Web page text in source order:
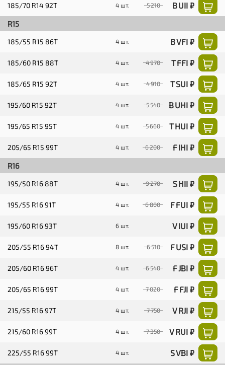
185/70 R14 92T 4 шт. 5 210 B UII ₽
R15
185/55 R15 86T 4 шт. B VFI ₽
185/60 R15 88T 4 шт. 4 970 T FFI ₽
185/65 R15 92T 4 шт. 4 910 T SUI ₽
195/60 R15 92T 4 шт. 5 540 B UHI ₽
195/65 R15 95T 4 шт. 5 660 T HUI ₽
205/65 R15 99T 4 шт. 6 200 F IHI ₽
R16
195/50 R16 88T 4 шт. 9 270 S HII ₽
195/55 R16 91T 4 шт. 6 800 F FUI ₽
195/60 R16 93T 6 шт. V IUI ₽
205/55 R16 94T 8 шт. 6 510 F USI ₽
205/60 R16 96T 4 шт. 6 540 F JBI ₽
205/65 R16 99T 4 шт. 7 020 F FJI ₽
215/55 R16 97T 4 шт. 7 750 V RJI ₽
215/60 R16 99T 4 шт. 7 350 V RUI ₽
225/55 R16 99T 4 шт. S VBI ₽